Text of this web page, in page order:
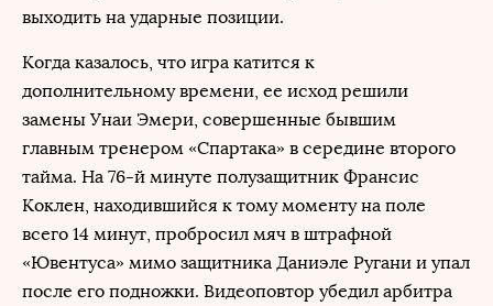
выходить на ударные позиции.
Когда казалось, что игра катится к
дополнительному времени, ее исход решили
замены Унаи Эмери, совершенные бывшим
главным тренером «Спартака» в середине второго
тайма. На 76-й минуте полузащитник Франсис
Коклен, находившийся к тому моменту на поле
всего 14 минут, пробросил мяч в штрафной
«Ювентуса» мимо защитника Даниэле Ругани и упал
после его подножки. Видеоповтор убедил арбитра